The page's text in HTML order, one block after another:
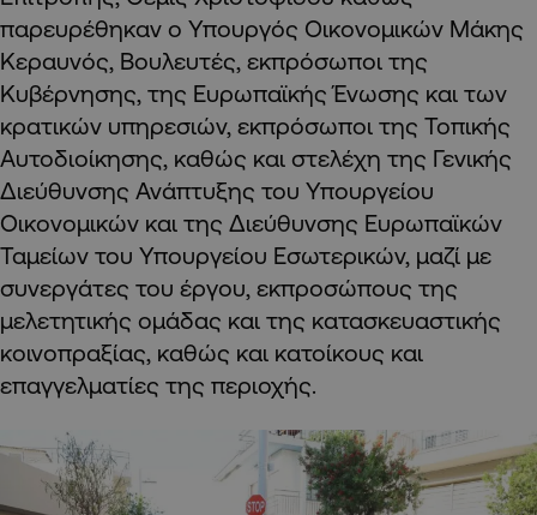
παρευρέθηκαν ο Υπουργός Οικονομικών Μάκης
Κεραυνός, Βουλευτές, εκπρόσωποι της
Κυβέρνησης, της Ευρωπαϊκής Ένωσης και των
κρατικών υπηρεσιών, εκπρόσωποι της Τοπικής
Αυτοδιοίκησης, καθώς και στελέχη της Γενικής
Διεύθυνσης Ανάπτυξης του Υπουργείου
Οικονομικών και της Διεύθυνσης Ευρωπαϊκών
Ταμείων του Υπουργείου Εσωτερικών, μαζί με
συνεργάτες του έργου, εκπροσώπους της
μελετητικής ομάδας και της κατασκευαστικής
κοινοπραξίας, καθώς και κατοίκους και
επαγγελματίες της περιοχής.